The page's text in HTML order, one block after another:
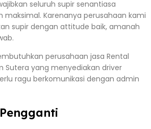
seluruh supir senantiasa
maksimal. Karenanya perusahaan kami
supir dengan attitude baik, amanah
perusahaan jasa Rental
Sutera yang menyediakan driver
ragu berkomunikasi dengan admin